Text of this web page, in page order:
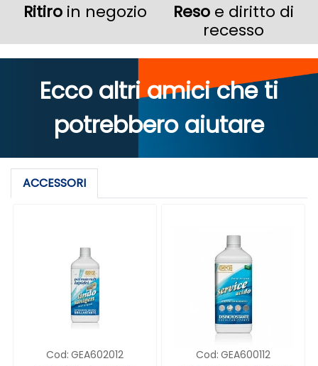
Ritiro in negozio Resoe diritto di
recesso
Ecco altri amici che ti
potrebbero aiutare
ACCESSORI
Cod: GEA602012
Cod: GEA600112